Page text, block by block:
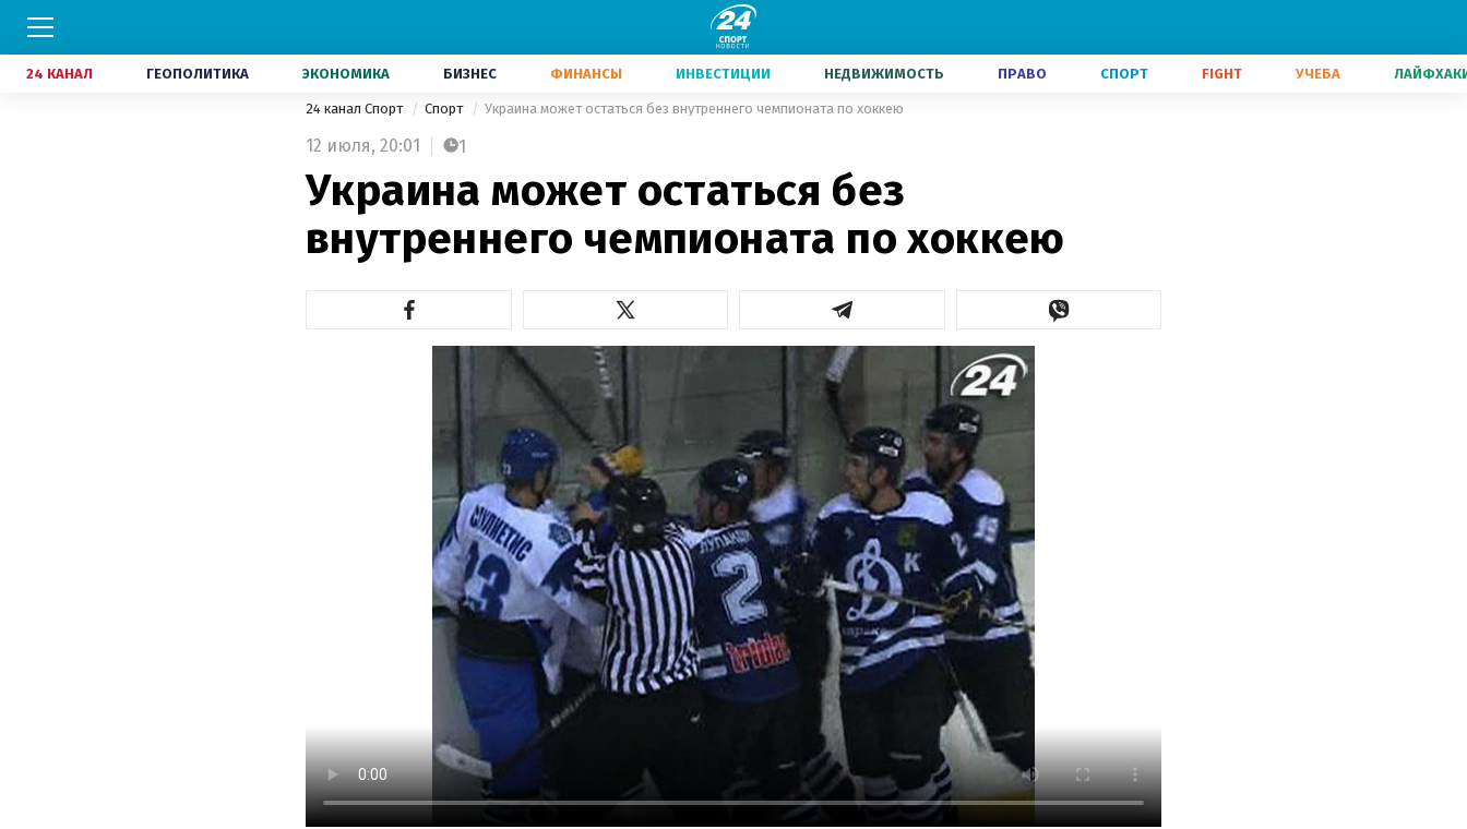
24 КАНАЛ ГЕОПОЛИТИКА ЭКОНОМИКА БИЗНЕС ФИНАНСЫ ИНВЕСТИЦИИ НЕДВИЖИМОСТЬ ПРАВО СПОРТ FIGHT УЧЕБА
24 канал Спорт Спорт Украина может остаться без внутреннего чемпионата по хоккею
12 июля, 20:01 1
Украина может остаться без
внутреннего чемпионата по хоккею